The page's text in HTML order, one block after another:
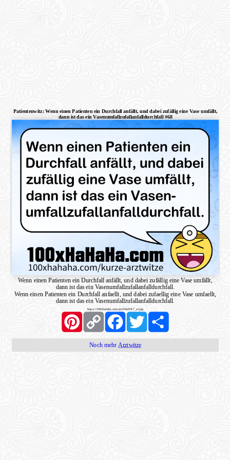
Patientenwitz: Wenn einen Patienten ein Durchfall anfällt, und dabei zufällig eine Vase umfällt,
dann ist das ein Vasenumfallzufallanfalldurchfall #68
Wenn einen Patienten ein Durchfall anfällt, und dabei zufällig eine Vase umfällt,
dann ist das ein Vasenumfallzufallanfalldurchfall.
Wenn einen Patienten ein Durchfall anfaellt, und dabei zufaellig eine Vase umfaellt,
dann ist das ein Vasenumfallzufallanfalldurchfall.
https://100xhahaha.com/pic!f4429fc7_sf.jpg
PinterestCopy
Link
FacebookTwitter Share
Noch mehr Arztwitze